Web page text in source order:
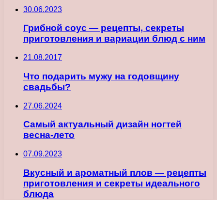
30.06.2023
Грибной соус — рецепты, секреты
приготовления и вариации блюд с ним
21.08.2017
Что подарить мужу на годовщину
свадьбы?
27.06.2024
Самый актуальный дизайн ногтей
весна-лето
07.09.2023
Вкусный и ароматный плов — рецепты
приготовления и секреты идеального
блюда